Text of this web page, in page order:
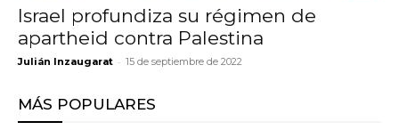
Israel profundiza su régimen de
apartheid contra Palestina
Julián Inzaugarat - 15 de septiembre de 2022
MÁS POPULARES